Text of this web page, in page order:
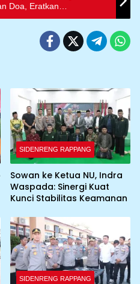
Doa, Eratkan
SIDENRENG RAPPANG
Sowan ke Ketua NU, Indra
Waspada: Sinergi Kuat
Kunci Stabilitas Keamanan
SIDENRENG RAPPANG